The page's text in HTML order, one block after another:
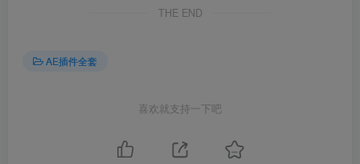
THE END
AE插件全套
喜欢就支持一下吧